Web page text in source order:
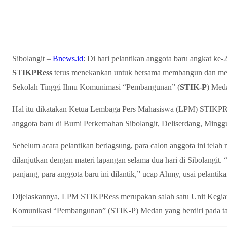
Sibolangit – Bnews.id: Di hari pelantikan anggota baru angkat ke-
STIKPRess terus menekankan untuk bersama membangun dan
Sekolah Tinggi Ilmu Komunimasi “Pembangunan” (STIK-P)
Hal itu dikatakan Ketua Lembaga Pers Mahasiswa (LPM)
anggota baru di Bumi Perkemahan Sibolangit, Deliserdang,
Sebelum acara pelantikan berlagsung, para calon anggota ini
dilanjutkan dengan materi lapangan selama dua hari di Sibolangit.
panjang, para anggota baru ini dilantik,” ucap Ahmy, usai
Dijelaskannya, LPM STIKPRess merupakan salah satu Unit
Komunikasi “Pembangunan” (STIK-P) Medan yang berdiri pada